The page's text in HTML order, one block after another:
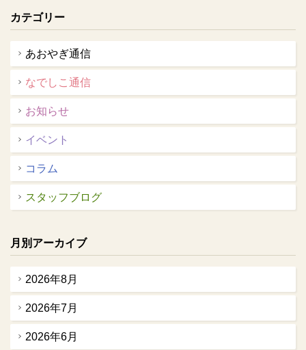
カテゴリー
あおやぎ通信
なでしこ通信
お知らせ
イベント
コラム
スタッフブログ
月別アーカイブ
2026年8月
2026年7月
2026年6月